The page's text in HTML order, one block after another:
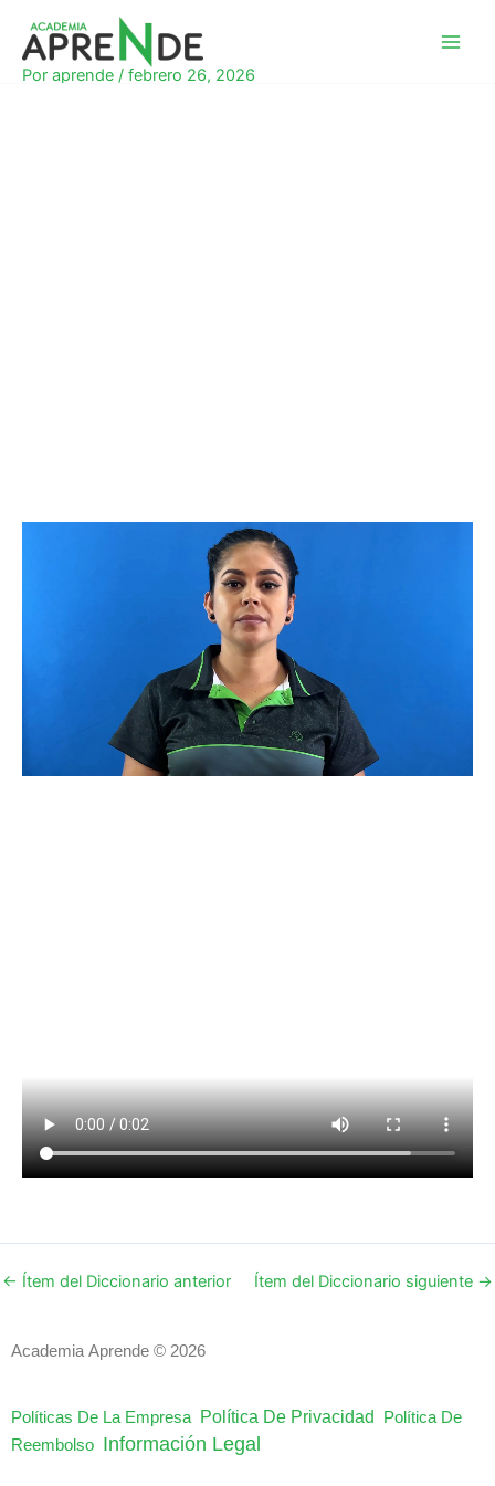
contenido
Por aprende / febrero 26, 2026
← Ítem del Diccionario anterior Ítem del Diccionario siguiente →
Academia Aprende © 2026
Políticas De La Empresa Política De Privacidad
Política De
Reembolso Información Legal